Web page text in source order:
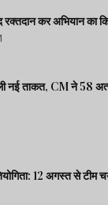
कर अभियान का
नई ताकत, CM ने 58
12 अगस्त से टीम